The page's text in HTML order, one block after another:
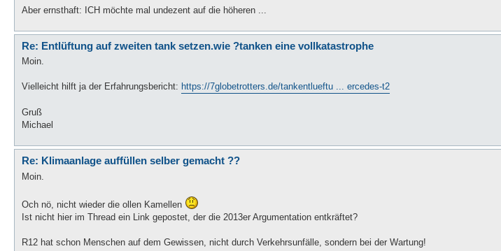
Aber ernsthaft: ICH möchte mal undezent auf die höheren ...
Re: Entlüftung auf zweiten tank setzen.wie ?tanken eine vollkatastrophe
Moin.
Vielleicht hilft ja der Erfahrungsbericht: https://7globetrotters.de/tankentlueftu ... ercedes-t2
Gruß
Michael
Re: Klimaanlage auffüllen selber gemacht ??
Moin.
Och nö, nicht wieder die ollen Kamellen
Ist nicht hier im Thread ein Link gepostet, der die 2013er Argumentation entkräftet?
R12 hat schon Menschen auf dem Gewissen, nicht durch Verkehrsunfälle, sondern bei der Wartung!